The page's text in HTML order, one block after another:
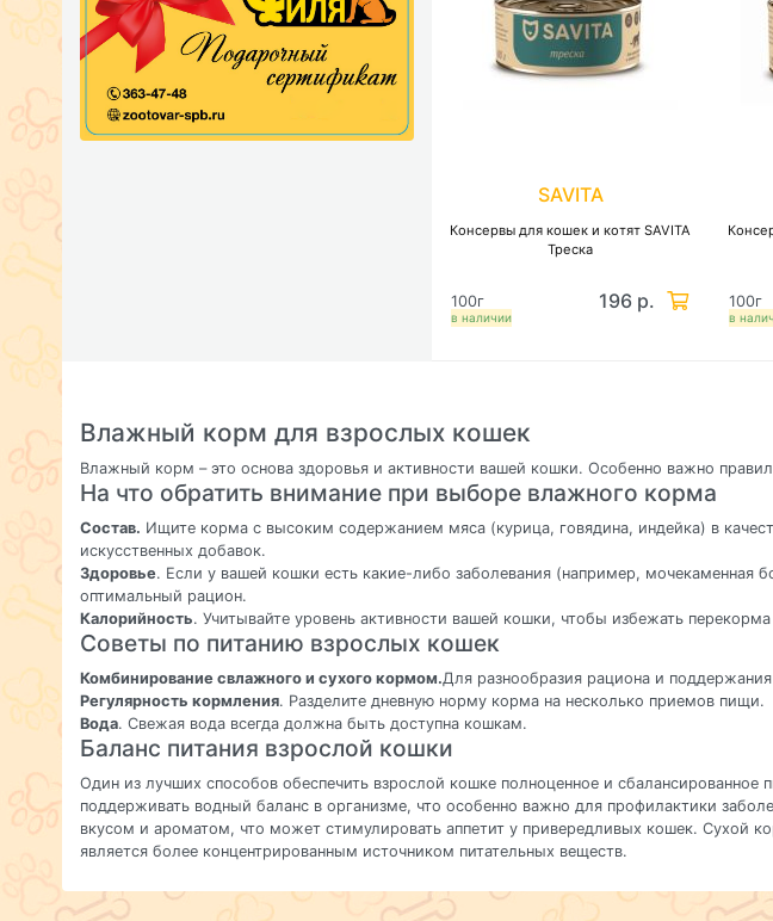
SAVITA
Консервы для кошек и котят SAVITA
Треска
в наличии
100г 196 р.
в
100г
Влажный корм для взрослых кошек
Влажный корм – это основа здоровья и активности вашей кошки. Особенно важно
На что обратить внимание при выборе влажного корма
Состав. Ищите корма с высоким содержанием мяса (курица, говядина, индейка) в
искусственных добавок.
Здоровье. Если у вашей кошки есть какие-либо заболевания (например, мочекаменная
оптимальный рацион.
Калорийность. Учитывайте уровень активности вашей кошки, чтобы избежать перекорма
Советы по питанию взрослых кошек
Комбинирование свлажного и сухого кормом.Для разнообразия рациона и
Регулярность кормления. Разделите дневную норму корма на несколько приемов пищи.
Вода. Свежая вода всегда должна быть доступна кошкам.
Баланс питания взрослой кошки
Один из лучших способов обеспечить взрослой кошке полноценное и
поддерживать водный баланс в организме, что особенно важно для профилактики
вкусом и ароматом, что может стимулировать аппетит у привередливых кошек. Сухой
является более концентрированным источником питательных веществ.